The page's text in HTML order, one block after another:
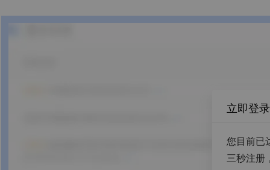
立即登录
您目前已
三秒注册